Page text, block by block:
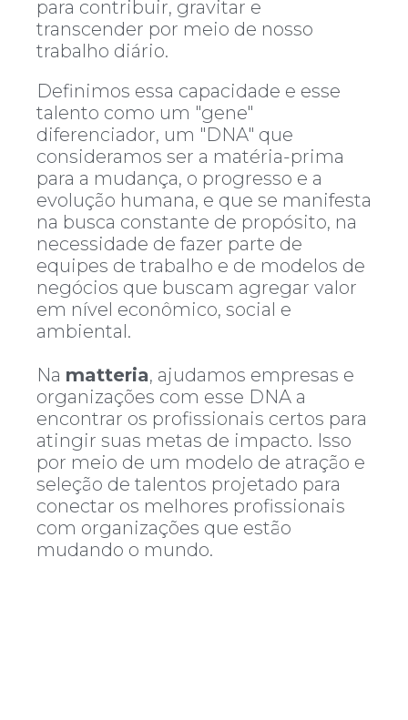
para contribuir, gravitar e
transcender por meio de nosso
trabalho diário.
Definimos essa capacidade e esse
talento como um "gene"
diferenciador, um "DNA" que
consideramos ser a matéria-prima
para a mudança, o progresso e a
evolução humana, e que se manifesta
na busca constante de propósito, na
necessidade de fazer parte de
equipes de trabalho e de modelos de
negócios que buscam agregar valor
em nível econômico, social e
ambiental.
Na matteria, ajudamos empresas e
organizações com esse DNA a
encontrar os profissionais certos para
atingir suas metas de impacto. Isso
por meio de um modelo de atração e
seleção de talentos projetado para
conectar os melhores profissionais
com organizações que estão
mudando o mundo.